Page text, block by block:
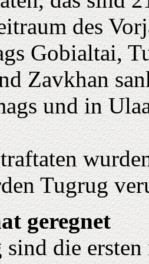
des
Gobialtai,
Zavkhan
und in
Tugrug
geregnet
die ersten